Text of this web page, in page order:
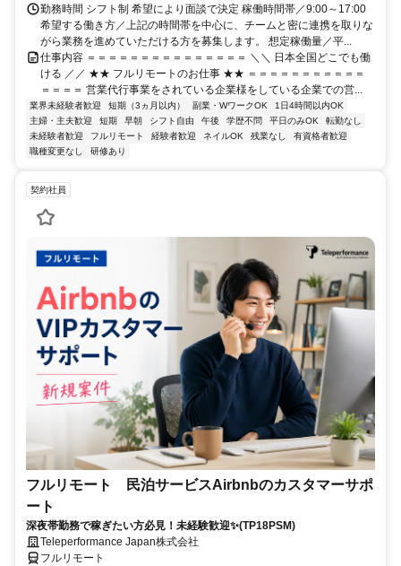
勤務時間 シフト制 希望により面談で決定 稼働時間帯／9:00～17:00
希望する働き方／上記の時間帯を中心に、チームと密に連携を取りな
がら業務を進めていただける方を募集します。 想定稼働量／平...
仕事内容 ＝＝＝＝＝＝＝＝＝＝＝＝＝＝＝ ＼＼ 日本全国どこでも働
ける ／／ ★★ フルリモートのお仕事 ★★ ＝＝＝＝＝＝＝＝＝＝＝
＝＝＝＝ 営業代行事業をされている企業様をしている企業での営...
業界未経験者歓迎 短期（3ヵ月以内） 副業・WワークOK
1日4時間以内OK
主婦・主夫歓迎
短期 早朝 シフト自由 午後 学歴不問 平日のみOK
転勤なし
未経験者歓迎
フルリモート 経験者歓迎 ネイルOK 残業なし
有資格者歓迎
職種変更なし
研修あり
契約社員
フルリモート 民泊サービスAirbnbのカスタマーサポ
ート
深夜帯勤務で稼ぎたい方必見！未経験歓迎✨(TP18PSM)
Teleperformance Japan株式会社
フルリモート